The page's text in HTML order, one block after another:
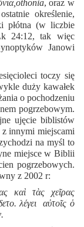
othonia, oraz w
określenie,
płótna (w liczbie
24:12, tak więc
Janowi
toczy się
duży kawałek
o pochodzeniu
pogrzebowym.
ujęcie biblistów
innymi miejscami
na myśl to
miejsce w Biblii
pogrzebowych.
z 2002 r:
καὶ τὰς χεῖρας
λέγει αὐτοῖς ὁ